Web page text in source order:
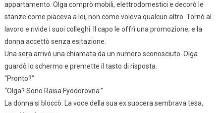
appartamento. Olga comprò mobili, elettrodomestici e decorò le
stanze come piaceva a lei, non come voleva qualcun altro. Tornò al
lavoro e rivide i suoi colleghi. Il capo le offrì una promozione, e la
donna accettò senza esitazione.
Una sera arrivò una chiamata da un numero sconosciuto. Olga
guardò lo schermo e premette il tasto di risposta.
“Pronto?”
“Olga? Sono Raisa Fyodorovna.”
La donna si bloccò. La voce della sua ex suocera sembrava tesa,